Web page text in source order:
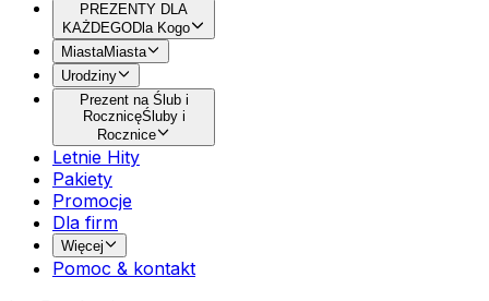
PREZENTY DLA
KAŻDEGODla Kogo
MiastaMiasta
Urodziny
Prezent na Ślub i
RocznicęŚluby i
Rocznice
Letnie Hity
Pakiety
Promocje
Dla firm
Więcej
Pomoc & kontakt